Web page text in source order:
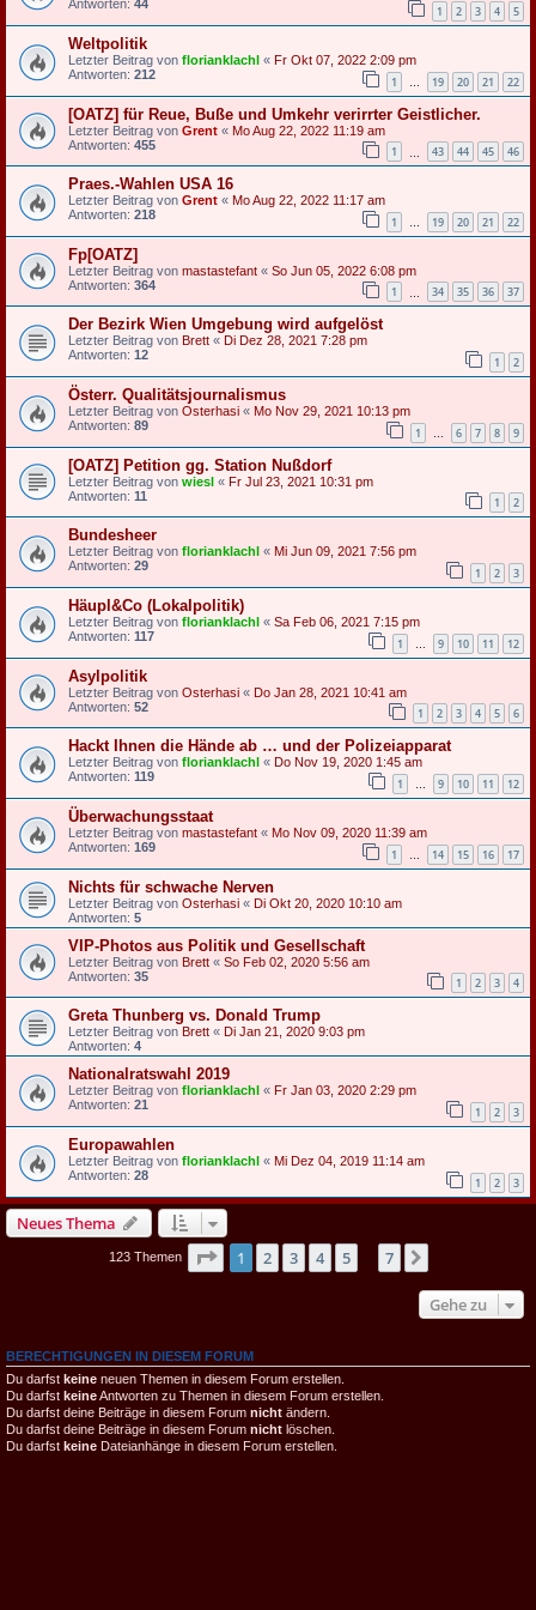
Antworten: 44 1 2 3 4 5
Weltpolitik
Letzter Beitrag von florianklachl « Fr Okt 07, 2022 2:09 pm
Antworten: 212 1 … 19 20 21 22
[OATZ] für Reue, Buße und Umkehr verirrter Geistlicher.
Letzter Beitrag von Grent « Mo Aug 22, 2022 11:19 am
Antworten: 455 1 43 44 45 46
Praes.-Wahlen USA 16
Letzter Beitrag von Grent « Mo Aug 22, 2022 11:17 am
Antworten: 218 1 … 19 20 21 22
Fp[OATZ]
Letzter Beitrag von mastastefant « So Jun 05, 2022 6:08 pm
Antworten: 364 1 34 35 36 37
Der Bezirk Wien Umgebung wird aufgelöst
Letzter Beitrag von Brett « Di Dez 28, 2021 7:28 pm
Antworten: 12 1 2
Österr. Qualitätsjournalismus
Letzter Beitrag von Osterhasi « Mo Nov 29, 2021 10:13 pm
Antworten: 89 1 … 6 7 8 9
[OATZ] Petition gg. Station Nußdorf
Letzter Beitrag von wiesl « Fr Jul 23, 2021 10:31 pm
Antworten: 11 1 2
Bundesheer
Letzter Beitrag von florianklachl « Mi Jun 09, 2021 7:56 pm
Antworten: 29 1 2 3
Häupl&Co (Lokalpolitik)
Letzter Beitrag von florianklachl « Sa Feb 06, 2021 7:15 pm
Antworten: 117 1 … 9 10 11 12
Asylpolitik
Letzter Beitrag von Osterhasi « Do Jan 28, 2021 10:41 am
Antworten: 52 1 2 3 4 5 6
Hackt Ihnen die Hände ab … und der Polizeiapparat
Letzter Beitrag von florianklachl « Do Nov 19, 2020 1:45 am
Antworten: 119 1 … 9 10 11 12
Überwachungsstaat
Letzter Beitrag von mastastefant « Mo Nov 09, 2020 11:39 am
Antworten: 169 1 … 14 15 16 17
Nichts für schwache Nerven
Letzter Beitrag von Osterhasi « Di Okt 20, 2020 10:10 am
Antworten: 5
VIP-Photos aus Politik und Gesellschaft
Letzter Beitrag von Brett « So Feb 02, 2020 5:56 am
Antworten: 35 1 2 3 4
Greta Thunberg vs. Donald Trump
Letzter Beitrag von Brett « Di Jan 21, 2020 9:03 pm
Antworten: 4
Nationalratswahl 2019
Letzter Beitrag von florianklachl « Fr Jan 03, 2020 2:29 pm
Antworten: 21 1 2 3
Europawahlen
Letzter Beitrag von florianklachl « Mi Dez 04, 2019 11:14 am
Antworten: 28 1 2 3
Neues Thema
123 Themen Seite 1von
1 2 3 4 5 7
Gehe zu
BERECHTIGUNGEN IN DIESEM FORUM
Du darfst keine neuen Themen in diesem Forum erstellen.
Du darfst keineAntworten zu Themen in diesem Forum erstellen.
Du darfst deine Beiträge in diesem Forum nicht ändern.
Du darfst deine Beiträge in diesem Forum nicht löschen.
Du darfst keine Dateianhänge in diesem Forum erstellen.